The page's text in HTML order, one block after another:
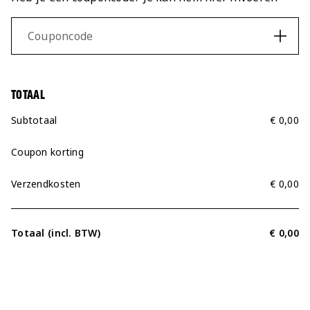
Couponcode
TOTAAL
Subtotaal € 0,00
Coupon korting
Verzendkosten € 0,00
Totaal (incl. BTW) € 0,00